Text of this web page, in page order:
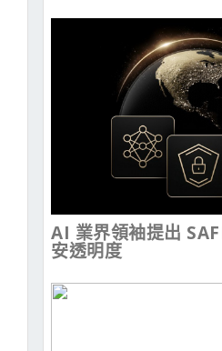
AI 業界領袖提出
安透明度